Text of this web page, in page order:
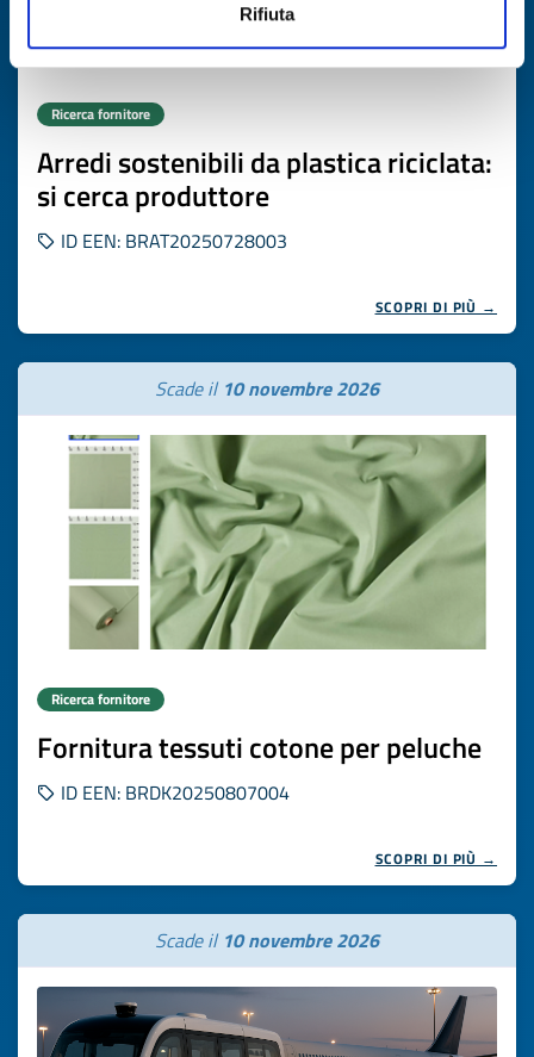
Rifiuta
Ricerca fornitore
Arredi sostenibili da plastica riciclata:
si cerca produttore
ID EEN: BRAT20250728003
SCOPRI DI PIÙ →
Scade il 10 novembre 2026
Ricerca fornitore
Fornitura tessuti cotone per peluche
ID EEN: BRDK20250807004
SCOPRI DI PIÙ →
Scade il 10 novembre 2026